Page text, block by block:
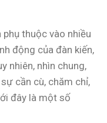
thuộc vào nhiều
động của đàn kiến,
nhiên, nhìn chung,
cần cù, chăm chỉ,
đây là một số